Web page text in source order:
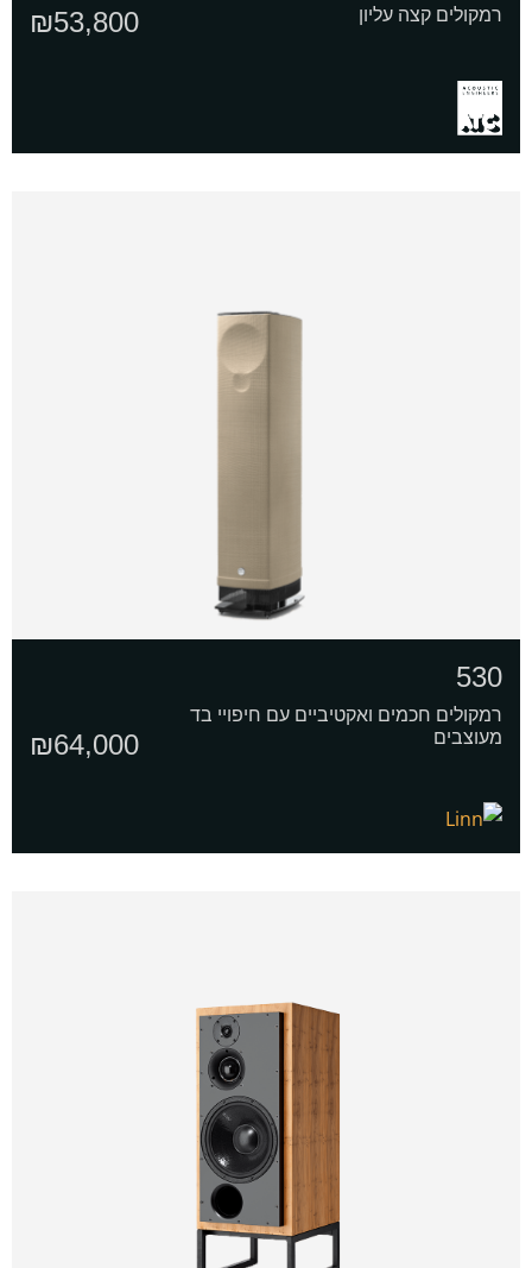
רמקולים קצה עליון ₪53,800
530
רמקולים חכמים ואקטיביים עם חיפויי בד
מעוצבים
₪64,000
אני
מדיניות
ומסכים/ה שהמידע ישמש למענה לפנייה